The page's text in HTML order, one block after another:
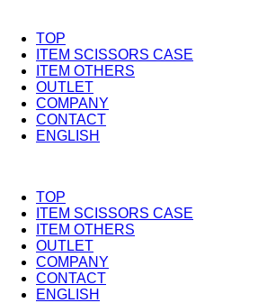
TOP
ITEM SCISSORS CASE
ITEM OTHERS
OUTLET
COMPANY
CONTACT
ENGLISH
TOP
ITEM SCISSORS CASE
ITEM OTHERS
OUTLET
COMPANY
CONTACT
ENGLISH